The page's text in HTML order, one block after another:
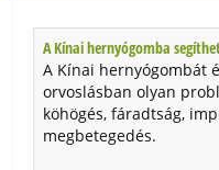
Származási hely: USA
Gyártó:Mushroom
- GMP (Good
rendelkeznek,
bizonyítják
- a termékek nem
tartalmaznak, hanem
A Kínai hernyógomba
A Kínai hernyógombát
orvoslásban olyan
köhögés, fáradtság,
megbetegedés.